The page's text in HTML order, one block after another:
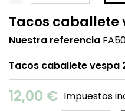
Tacos caballete
Nuestra referencia
Tacos caballete vespa
12,00 € Impuestos